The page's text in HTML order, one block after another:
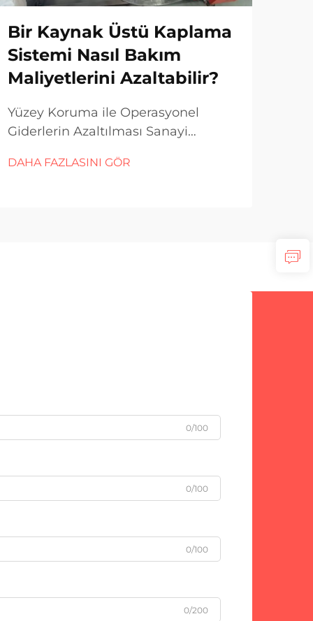
Bir Kaynak Üstü Kaplama
Sistemi Nasıl Bakım
Maliyetlerini Azaltabilir?
Yüzey Koruma ile Operasyonel
Giderlerin Azaltılması Sanayi
korozyon ve ekipmanların
DAHA FAZLASINI GÖR
0/100
0/100
0/100
0/200